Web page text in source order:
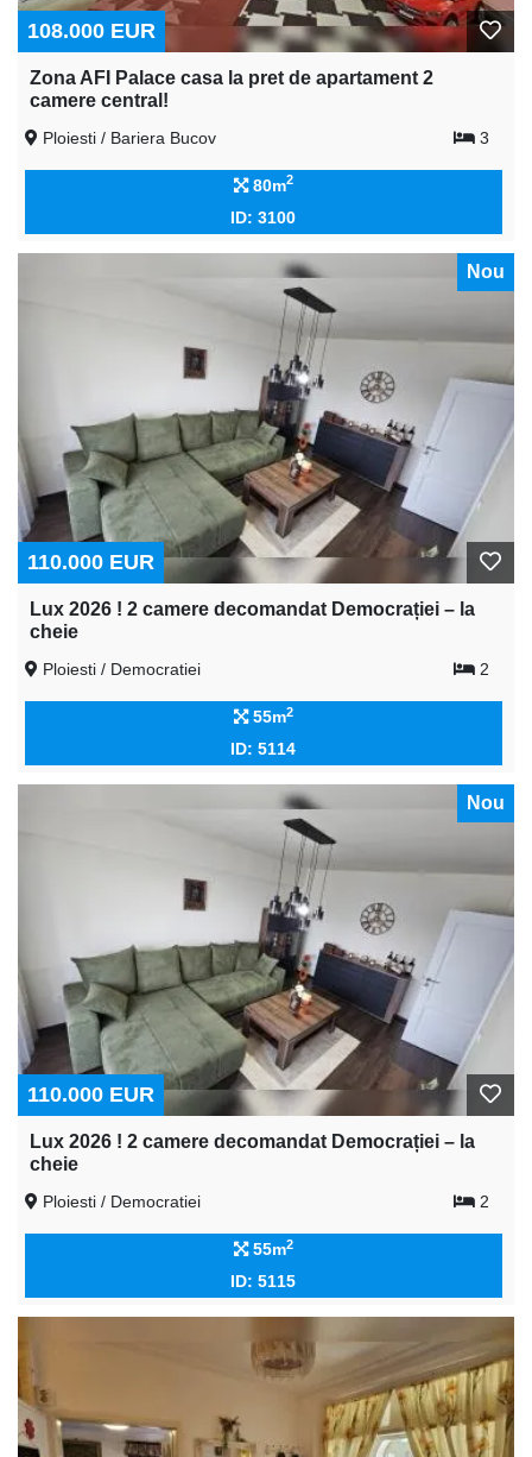
108.000 EUR
Zona AFI Palace casa la pret de apartament 2
camere central!
Ploiesti / Bariera Bucov 3
80m2
ID: 3100
Nou
110.000 EUR
Lux 2026 ! 2 camere decomandat Democrației – la
cheie
Ploiesti / Democratiei 2
55m2
ID: 5114
Nou
110.000 EUR
Lux 2026 ! 2 camere decomandat Democrației – la
cheie
Ploiesti / Democratiei 2
55m2
ID: 5115